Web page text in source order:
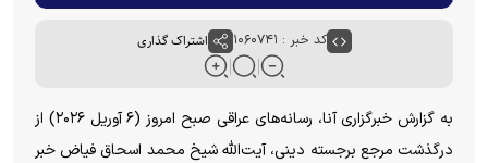
کد خبر : ۱۰۶۰۷۴۱ اشتراک گذاری
به گزارش خبرگزاری آنا، رسانه‌های عراقی صبح امروز (۶ آوریل ۲۰۲۶) از
درگذشت مرجع برجسته دینی، آیت‌الله شیخ محمد اسحاق فیاض خبر